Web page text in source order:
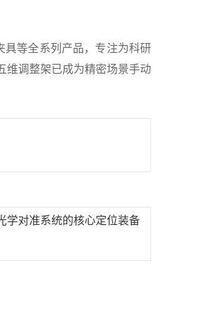
等全系列产品，专注为科研
维调整架已成为精密场景手动
学对准系统的核心定位装备